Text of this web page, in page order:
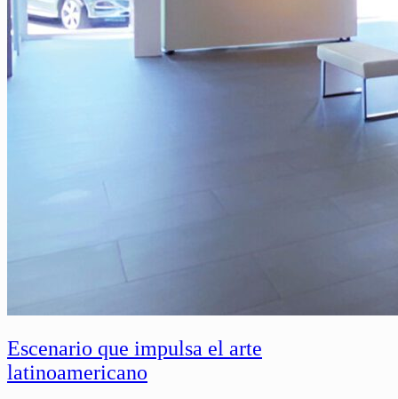
Escenario que impulsa el arte
latinoamericano